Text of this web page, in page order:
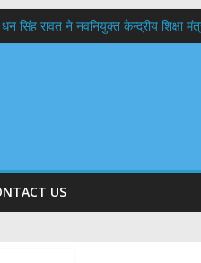
सिंह रावत ने नवनियुक्त केन्द्रीय शिक्षा
US